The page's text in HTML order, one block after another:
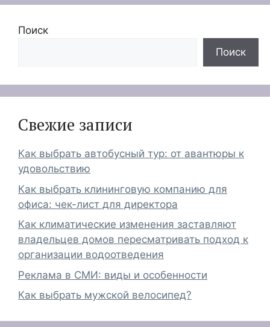
Поиск
Поиск
Свежие записи
Как выбрать автобусный тур: от авантюры к
удовольствию
Как выбрать клининговую компанию для
офиса: чек-лист для директора
Как климатические изменения заставляют
владельцев домов пересматривать подход к
организации водоотведения
Реклама в СМИ: виды и особенности
Как выбрать мужской велосипед?